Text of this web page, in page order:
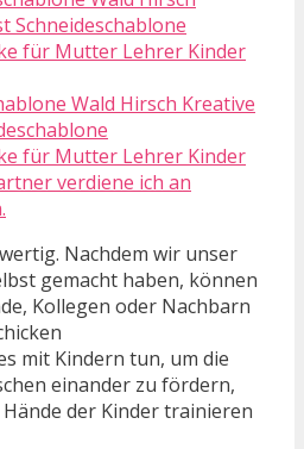
Wald Hirsch Kreative
für Mutter Lehrer Kinder
verdiene ich an
Nachdem wir unser
gemacht haben, können
Kollegen oder Nachbarn
mit Kindern tun, um die
einander zu fördern,
der Kinder trainieren